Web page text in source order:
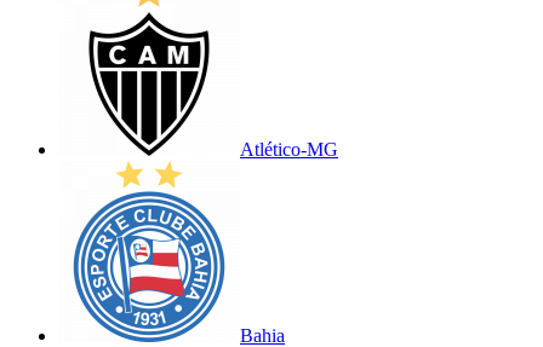
Atlético-MG
Bahia